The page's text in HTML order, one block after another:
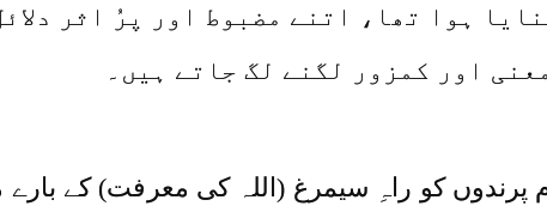
ہوا تھا، اتنے مضبوط اور پرُ اثر
اور کمزور لگنے لگ جاتے ہیں۔
پرندوں کو راہِ سیمرغ (اللہ کی معرفت) کے